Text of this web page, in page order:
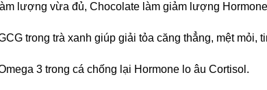
lượng vừa đủ, Chocolate làm giảm lượng
trong trà xanh giúp giải tỏa căng thẳng, mệt mỏi,
3 trong cá chống lại Hormone lo âu Cortisol.